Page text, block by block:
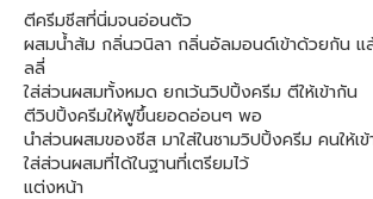
ตีครีมชีสที่นิ่มจนอ่อนตัว
ผสมน้ำส้ม กลิ่นวนิลา กลิ่นอัลมอนด์เข้าด้วยกัน แ
ลลี่
ใส่ส่วนผสมทั้งหมด ยกเว้นวิปปิ้งครีม ตีให้เข้ากัน
ตีวิปปิ้งครีมให้ฟูขึ้นยอดอ่อนๆ พอ
นำส่วนผสมของชีส มาใส่ในชามวิปปิ้งครีม คนให้เข้
ใส่ส่วนผสมที่ได้ในฐานที่เตรียมไว้
แต่งหน้า